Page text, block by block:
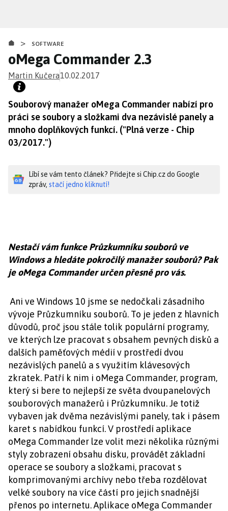
obsahu
> SOFTWARE
oMega Commander 2.3
Martin Kučera10.02.2017
Souborový manažer oMega Commander nabízí pro
práci se soubory a složkami dva nezávislé panely a
mnoho doplňkových funkcí. ("Plná verze - Chip
03/2017.")
Líbí se vám tento článek? Přidejte si Chip.cz do Google
zpráv, stačí jedno kliknutí!
Nestačí vám funkce Průzkumníku souborů ve
Windows a hledáte pokročilý manažer souborů? Pak
je oMega Commander určen přesně pro vás.
Ani ve Windows 10 jsme se nedočkali zásadního
vývoje Průzkumníku souborů. To je jeden z hlavních
důvodů, proč jsou stále tolik populární programy,
ve kterých lze pracovat s obsahem pevných disků a
dalších paměťových médií v prostředí dvou
nezávislých panelů a s využitím klávesových
zkratek. Patří k nim i oMega Commander, program,
který si bere to nejlepší ze světa dvoupanelových
souborových manažerů i Průzkumníku. Je totiž
vybaven jak dvěma nezávislými panely, tak i pásem
karet s nabídkou funkcí. V prostředí aplikace
oMega Commander lze volit mezi několika různými
styly zobrazení obsahu disku, provádět základní
operace se soubory a složkami, pracovat s
komprimovanými archívy nebo třeba rozdělovat
velké soubory na více částí pro jejich snadnější
přenos po internetu. Aplikace oMega Commander